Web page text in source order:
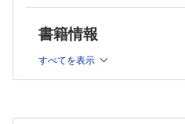
悪心・嘔吐・吃逆
下痢
便秘
書籍情報
すべてを表示